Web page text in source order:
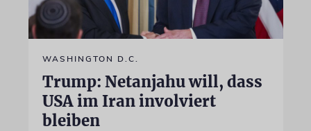
WASHINGTON D.C.
Trump: Netanjahu will, dass
USA im Iran involviert
bleiben